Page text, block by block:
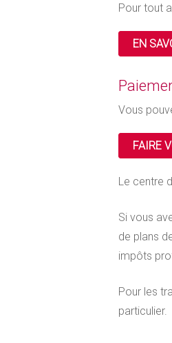
Pour tout
EN
Vous
FAIRE
Le centre
Si vous
de plans
impôts
Pour les
particulier.